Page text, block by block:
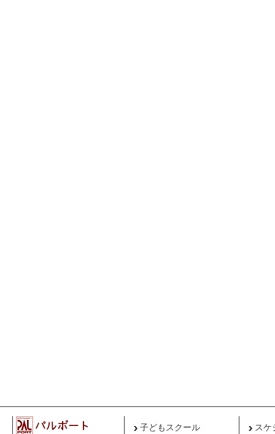
子どもスクール スケ